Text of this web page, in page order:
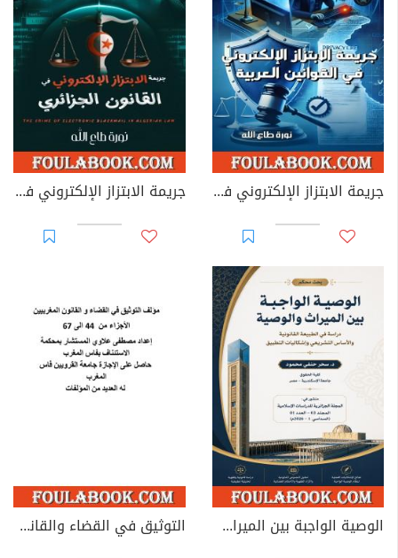
جريمة الابتزاز الإلكتروني في القوانين العربية جريمة الابتزاز الإلكتروني في القانون الجزائري
الوصية الواجبة بين الميراث والوصية: دراسة في الطبيعة القانونية والأساس التشريعي وإشكاليات التطبيق التوثيق في القضاء والقانون المغربيين - الأجزاء من 44 إلى 67